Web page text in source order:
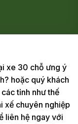
xe 30 chỗ ưng ý
hoặc quý khách
tỉnh như thế
xế chuyên nghiệp
liên hệ ngay với